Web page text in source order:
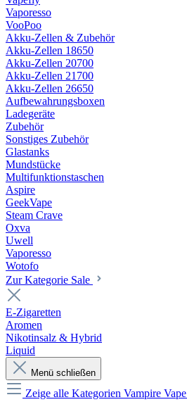
Vaporesso
VooPoo
Akku-Zellen & Zubehör
Akku-Zellen 18650
Akku-Zellen 20700
Akku-Zellen 21700
Akku-Zellen 26650
Aufbewahrungsboxen
Ladegeräte
Zubehör
Sonstiges Zubehör
Glastanks
Mundstücke
Multifunktionstaschen
Aspire
GeekVape
Steam Crave
Oxva
Uwell
Vaporesso
Wotofo
Zur Kategorie Sale
E-Zigaretten
Aromen
Nikotinsalz & Hybrid
Liquid
Menü schließen
Zeige alle Kategorien Vampire Vape